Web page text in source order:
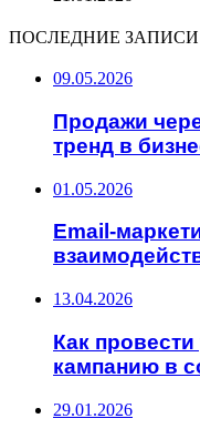
ПОСЛЕДНИЕ ЗАПИСИ
09.05.2026
Продажи
тренд в
01.05.2026
Email-
13.04.2026
Как
кампанию в
29.01.2026